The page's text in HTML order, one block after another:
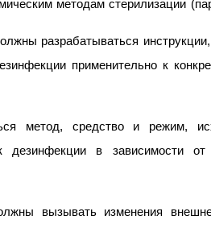
методам стерилизации
разрабатываться
применительно к
метод, средство и режим,
дезинфекции в зависимости
вызывать изменения